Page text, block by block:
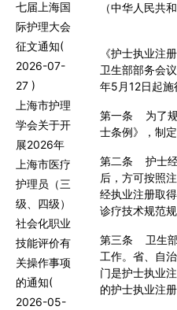
七届上海国
际护理大会
征文通知(
2026-07-
27 )
上海市护理
学会关于开
展2026年
上海市医疗
护理员（三
级、四级）
社会化职业
技能评价有
关操作事项
的通知(
2026-05-
（中华人民共
《护士执业注
卫生部部务会
年5月12日起施
第一条
为了
士条例》，制定
第二条
护士
后，方可按照
经执业注册取
诊疗技术规范
第三条
卫生
工作。省、自
门是护士执业
的护士执业注册